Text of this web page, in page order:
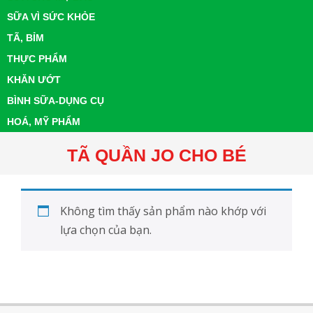
SỮA VÌ SỨC KHỎE
TÃ, BỈM
THỰC PHẨM
KHĂN ƯỚT
BÌNH SỮA-DỤNG CỤ
HOÁ, MỸ PHẨM
TÃ QUẦN JO CHO BÉ
Không tìm thấy sản phẩm nào khớp với
lựa chọn của bạn.